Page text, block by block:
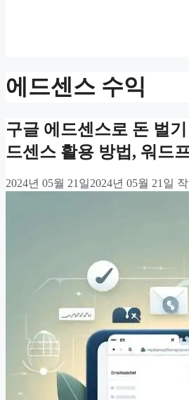
에드센스 수익
구글 에드센스로 돈 벌
드센스 활용 방법, 워드
2024년 05월 21일2024년 05월 21일